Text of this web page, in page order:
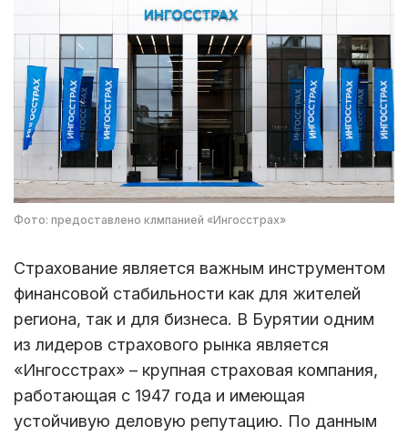
Фото: предоставлено клмпанией «Ингосстрах»
Страхование является важным инструментом
финансовой стабильности как для жителей
региона, так и для бизнеса. В Бурятии одним
из лидеров страхового рынка является
«Ингосстрах» – крупная страховая компания,
работающая с 1947 года и имеющая
устойчивую деловую репутацию. По данным